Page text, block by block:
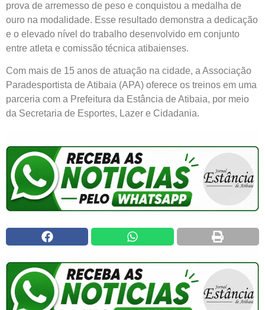
prova de arremesso de peso e conquistou a medalha de
ouro na modalidade. Esse resultado demonstra a dedicação
e o elevado nível do trabalho desenvolvido em conjunto
entre atleta e comissão técnica atibaienses.
Com mais de 15 anos de atuação na cidade, a Associação
Paradesportista de Atibaia (APA) oferece os treinos em uma
parceria com a Prefeitura da Estância de Atibaia, por meio
da Secretaria de Esportes, Lazer e Cidadania.